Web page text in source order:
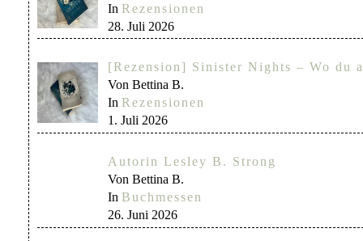
In Rezensionen
28. Juli 2026
[Rezension] Sinister Nights – Wo du
Von Bettina B.
In Rezensionen
1. Juli 2026
Autorin Lesley B. Strong
Von Bettina B.
In Buchmessen
26. Juni 2026